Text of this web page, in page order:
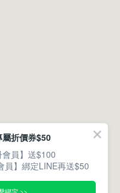
折價券$50
會員】送$100
員】綁定LINE再送$50
綁定 >>